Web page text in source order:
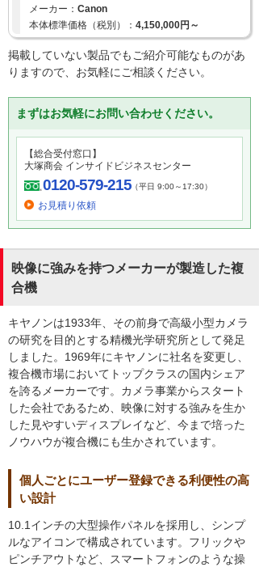
メーカー： Canon
本体標準価格（税別）： 4,150,000円～
掲載していない製品でもご紹介可能なものがあ
りますので、お気軽にご相談ください。
まずはお気軽にお問い合わせください。
【総合受付窓口】
大塚商会 インサイドビジネスセンター
0120-579-215（平日 9:00～17:30）
お見積り依頼
映像に強みを持つメーカーが製造した複
合機
キヤノンは1933年、その前身で高級小型カメラ
の研究を目的とする精機光学研究所として発足
しました。1969年にキヤノンに社名を変更し、
複合機市場においてトップクラスの国内シェア
を誇るメーカーです。カメラ事業からスタート
した会社であるため、映像に対する強みを生か
した見やすいディスプレイなど、今まで培った
ノウハウが複合機にも生かされています。
個人ごとにユーザー登録できる利便性の高
い設計
10.1インチの大型操作パネルを採用し、シンプ
ルなアイコンで構成されています。フリックや
ピンチアウトなど、スマートフォンのような操